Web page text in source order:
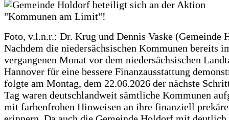
Foto, v.l.n.r.: Dr. Krug und Dennis Vaske (Gemeinde
Nachdem die niedersächsischen Kommunen bereits
vergangenen Monat vor dem niedersächsischen
Hannover für eine bessere Finanzausstattung
folgte am Montag, dem 22.06.2026 der nächste
Tag waren deutschlandweit sämtliche Kommunen
mit farbenfrohen Hinweisen an ihre finanziell